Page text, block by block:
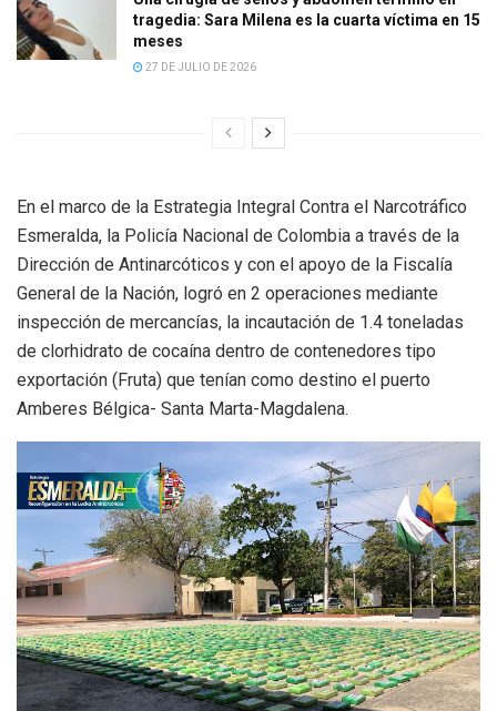
tragedia: Sara Milena es la cuarta víctima en 15
meses
27 DE JULIO DE 2026
En el marco de la Estrategia Integral Contra el Narcotráfico
Esmeralda, la Policía Nacional de Colombia a través de la
Dirección de Antinarcóticos y con el apoyo de la Fiscalía
General de la Nación, logró en 2 operaciones mediante
inspección de mercancías, la incautación de 1.4 toneladas
de clorhidrato de cocaína dentro de contenedores tipo
exportación (Fruta) que tenían como destino el puerto
Amberes Bélgica- Santa Marta-Magdalena.